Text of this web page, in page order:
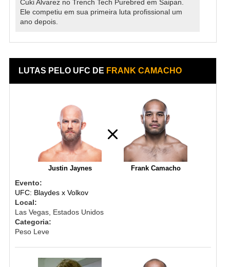
Cuki Alvarez no Trench Tech Purebred em Saipan.
Ele competiu em sua primeira luta profissional um
ano depois.
LUTAS PELO UFC DE FRANK CAMACHO
Justin Jaynes Frank Camacho
Evento:
UFC: Blaydes x Volkov
Local:
Las Vegas, Estados Unidos
Categoria:
Peso Leve